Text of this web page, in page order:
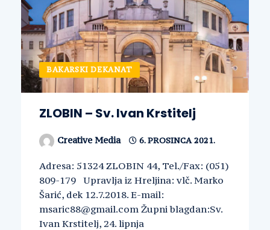
BAKARSKI DEKANAT
ZLOBIN – Sv. Ivan Krstitelj
Creative Media 6. PROSINCA 2021.
Adresa: 51324 ZLOBIN 44, Tel./Fax: (051)
809-179 Upravlja iz Hreljina: vlč. Marko
Šarić, dek 12.7.2018. E-mail:
msaric88@gmail.com Župni blagdan:Sv.
Ivan Krstitelj, 24. lipnja